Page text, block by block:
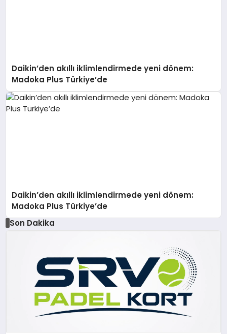
Daikin’den akıllı iklimlendirmede yeni dönem:
Madoka Plus Türkiye’de
Daikin’den akıllı iklimlendirmede yeni dönem:
Madoka Plus Türkiye’de
Son Dakika